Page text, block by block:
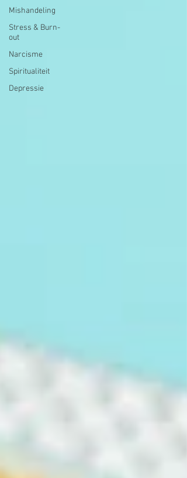
Mishandeling
Stress & Burn-
out
Narcisme
Spiritualiteit
Depressie